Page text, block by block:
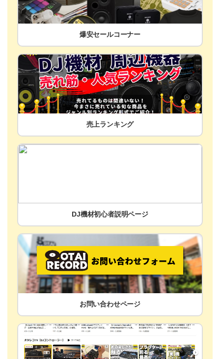
爆安セールコーナー
売上ランキング
DJ機材初心者説明ページ
お問い合わせページ